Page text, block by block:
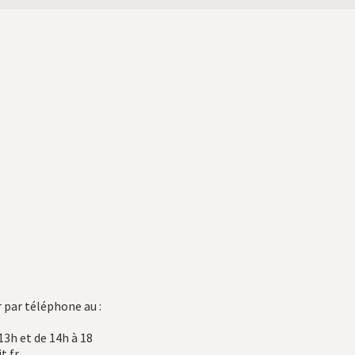
téléphone au :
et de 14h à 18